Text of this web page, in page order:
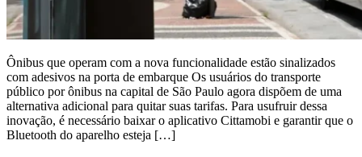
Ônibus que operam com a nova funcionalidade estão sinalizados
com adesivos na porta de embarque Os usuários do transporte
público por ônibus na capital de São Paulo agora dispõem de uma
alternativa adicional para quitar suas tarifas. Para usufruir dessa
inovação, é necessário baixar o aplicativo Cittamobi e garantir que o
Bluetooth do aparelho esteja […]